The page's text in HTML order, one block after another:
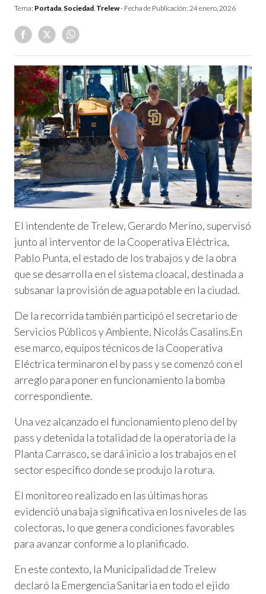
Tema: Portada, Sociedad, Trelew- Fecha de Publicación: 24 enero, 2026
El intendente de Trelew, Gerardo Merino, supervisó
junto al interventor de la Cooperativa Eléctrica,
Pablo Punta, el estado de los trabajos y de la obra
que se desarrolla en el sistema cloacal, destinada a
subsanar la provisión de agua potable en la ciudad.
De la recorrida también participó el secretario de
Servicios Públicos y Ambiente, Nicolás Casalins.En
ese marco, equipos técnicos de la Cooperativa
Eléctrica terminaron el by pass y se comenzó con el
arreglo para poner en funcionamiento la bomba
correspondiente.
Una vez alcanzado el funcionamiento pleno del by
pass y detenida la totalidad de la operatoria de la
Planta Carrasco, se dará inicio a los trabajos en el
sector específico donde se produjo la rotura.
El monitoreo realizado en las últimas horas
evidenció una baja significativa en los niveles de las
colectoras, lo que genera condiciones favorables
para avanzar conforme a lo planificado.
En este contexto, la Municipalidad de Trelew
declaró la Emergencia Sanitaria en todo el ejido